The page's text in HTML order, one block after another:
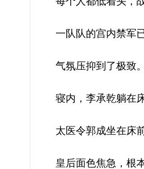
一队队的宫内禁军
气氛压抑到了极致。
寝内，李承乾躺在
太医令郭成坐在床
皇后面色焦急，根